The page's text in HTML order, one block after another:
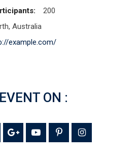
200
Australia
example.com/
ON :